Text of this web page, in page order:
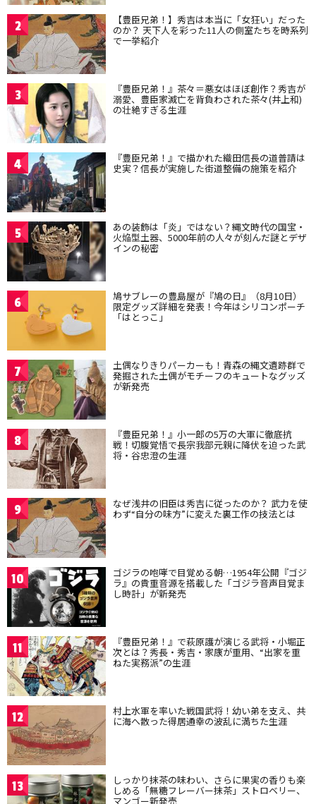
2 【豊臣兄弟！】秀吉は本当に「女狂い」だった
のか？ 天下人を彩った11人の側室たちを時系列
で一挙紹介
3 『豊臣兄弟！』茶々＝悪女はほぼ創作？秀吉が
溺愛、豊臣家滅亡を背負わされた茶々(井上和)
の壮絶すぎる生涯
4 『豊臣兄弟！』で描かれた織田信長の道普請は
史実？信長が実施した街道整備の施策を紹介
5 あの装飾は「炎」ではない？縄文時代の国宝・
火焔型土器、5000年前の人々が刻んだ謎とデザ
インの秘密
6 鳩サブレーの豊島屋が『鳩の日』（8月10日）
限定グッズ詳細を発表！今年はシリコンポーチ
「はとっこ」
7 土偶なりきりパーカーも！青森の縄文遺跡群で
発掘された土偶がモチーフのキュートなグッズ
が新発売
8 『豊臣兄弟！』小一郎の5万の大軍に徹底抗
戦！切腹覚悟で長宗我部元親に降伏を迫った武
将・谷忠澄の生涯
9 なぜ浅井の旧臣は秀吉に従ったのか？ 武力を使
わず“自分の味方”に変えた裏工作の技法とは
10 ゴジラの咆哮で目覚める朝…1954年公開『ゴジ
ラ』の貴重音源を搭載した「ゴジラ音声目覚ま
し時計」が新発売
11 『豊臣兄弟！』で萩原護が演じる武将・小堀正
次とは？秀長・秀吉・家康が重用、“出家を重
ねた実務派”の生涯
12 村上水軍を率いた戦国武将！幼い弟を支え、共
に海へ散った得居通幸の波乱に満ちた生涯
13 しっかり抹茶の味わい、さらに果実の香りも楽
しめる「無糖フレーバー抹茶」ストロベリー、
マンゴー新発売